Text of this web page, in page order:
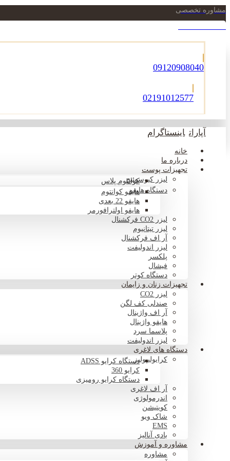
مشاوره تخصصی
09120908040
02191012577
آپارات اینستاگرام
خانه
درباره ما
تجهیزات پوست
لیزر کیوسوئیچکوانتوم پلاس
دستگاه هایفوهایفو کوانتوم
هایفو 22 بعدی
هایفو اولترافورمر
لیزر CO2 فرکشنال
لیزر تیتانیوم
آر اف فرکشنال
لیزر اندولیفت
پلکسر
فیشال
دستگاه کوتر
تجهیزات زنان و زایمان
لیزر CO2
صندلی کف لگن
آر اف واژینال
هایفو واژینال
پلاسما سرد
لیزر اندولیفت
دستگاه های لاغری
کرایولیپولیزدستگاه کرایو ADSS
کرایو 360
دستگاه کرایو رومیزی
آر اف لاغری
اندرمولوژی
کویتیشن
شاک ویو
EMS
بادی آنالیز
مشاوره و آموزش
مشاوره